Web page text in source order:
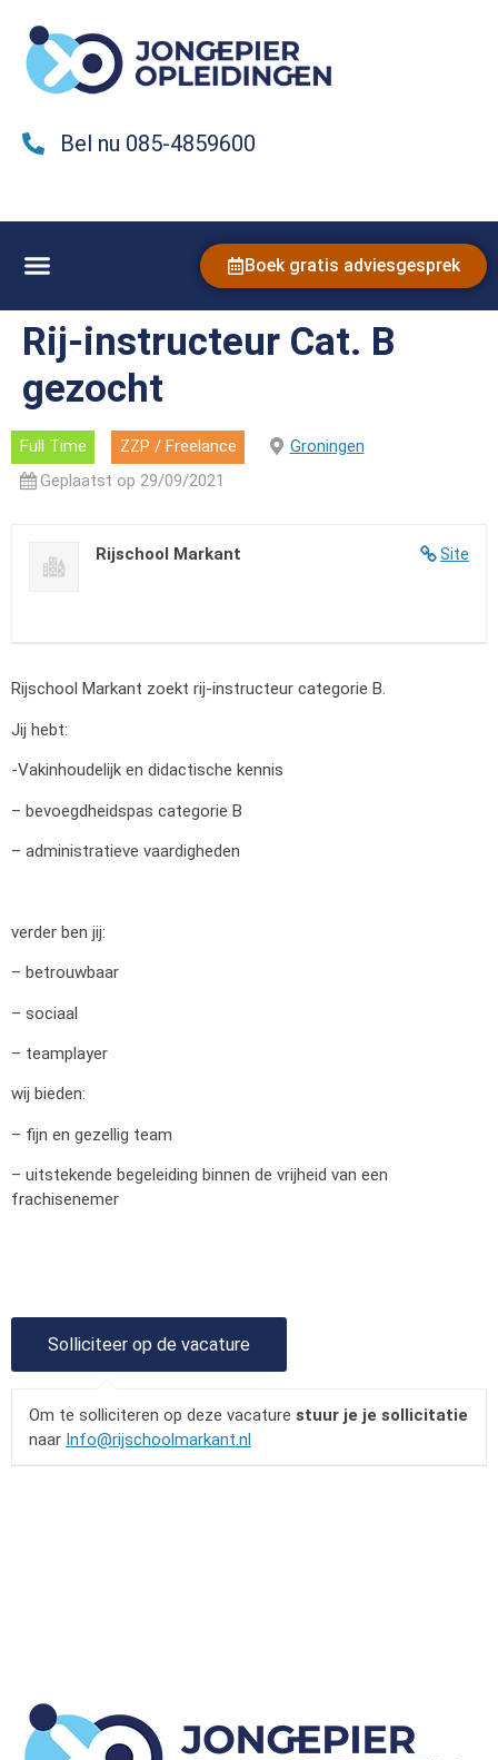
Bel nu 085-4859600
Boek gratis adviesgesprek
Rij-instructeur Cat. B
gezocht
Full Time ZZP / Freelance
Groningen
Geplaatst op 29/09/2021
Site
Rijschool Markant
Rijschool Markant zoekt rij-instructeur categorie B.
Jij hebt:
-Vakinhoudelijk en didactische kennis
– bevoegdheidspas categorie B
– administratieve vaardigheden
verder ben jij:
– betrouwbaar
– sociaal
– teamplayer
wij bieden:
– fijn en gezellig team
– uitstekende begeleiding binnen de vrijheid van een
frachisenemer
Om te solliciteren op deze vacature stuur je je sollicitatie
naar Info@rijschoolmarkant.nl